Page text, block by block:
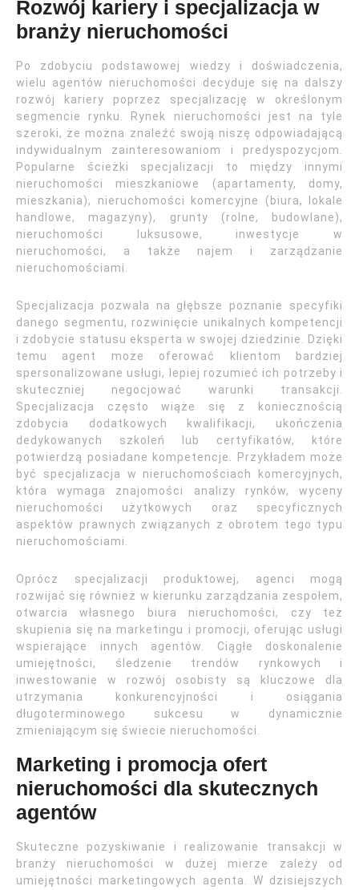
Rozwój kariery i specjalizacja w
branży nieruchomości
Po zdobyciu podstawowej wiedzy i doświadczenia,
wielu agentów nieruchomości decyduje się na dalszy
rozwój kariery poprzez specjalizację w określonym
segmencie rynku. Rynek nieruchomości jest na tyle
szeroki, że można znaleźć swoją niszę odpowiadającą
indywidualnym zainteresowaniom i predyspozycjom.
Popularne ścieżki specjalizacji to między innymi
nieruchomości mieszkaniowe (apartamenty, domy,
mieszkania), nieruchomości komercyjne (biura, lokale
handlowe, magazyny), grunty (rolne, budowlane),
nieruchomości luksusowe, inwestycje w
nieruchomości, a także najem i zarządzanie
nieruchomościami.
Specjalizacja pozwala na głębsze poznanie specyfiki
danego segmentu, rozwinięcie unikalnych kompetencji
i zdobycie statusu eksperta w swojej dziedzinie. Dzięki
temu agent może oferować klientom bardziej
spersonalizowane usługi, lepiej rozumieć ich potrzeby i
skuteczniej negocjować warunki transakcji.
Specjalizacja często wiąże się z koniecznością
zdobycia dodatkowych kwalifikacji, ukończenia
dedykowanych szkoleń lub certyfikatów, które
potwierdzą posiadane kompetencje. Przykładem może
być specjalizacja w nieruchomościach komercyjnych,
która wymaga znajomości analizy rynków, wyceny
nieruchomości użytkowych oraz specyficznych
aspektów prawnych związanych z obrotem tego typu
nieruchomościami.
Oprócz specjalizacji produktowej, agenci mogą
rozwijać się również w kierunku zarządzania zespołem,
otwarcia własnego biura nieruchomości, czy też
skupienia się na marketingu i promocji, oferując usługi
wspierające innych agentów. Ciągłe doskonalenie
umiejętności, śledzenie trendów rynkowych i
inwestowanie w rozwój osobisty są kluczowe dla
utrzymania konkurencyjności i osiągania
długoterminowego sukcesu w dynamicznie
zmieniającym się świecie nieruchomości.
Marketing i promocja ofert
nieruchomości dla skutecznych
agentów
Skuteczne pozyskiwanie i realizowanie transakcji w
branży nieruchomości w dużej mierze zależy od
umiejętności marketingowych agenta. W dzisiejszych